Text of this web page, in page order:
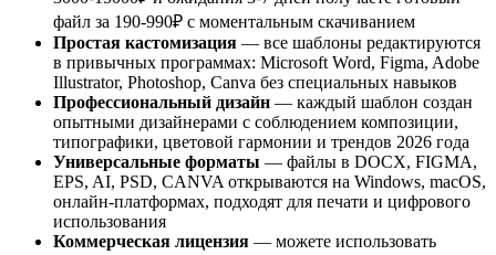
файл за 190-990₽ с моментальным скачиванием
Простая кастомизация — все шаблоны редактируются
в привычных программах: Microsoft Word, Figma, Adobe
Illustrator, Photoshop, Canva без специальных навыков
Профессиональный дизайн — каждый шаблон создан
опытными дизайнерами с соблюдением композиции,
типографики, цветовой гармонии и трендов 2026 года
Универсальные форматы — файлы в DOCX, FIGMA,
EPS, AI, PSD, CANVA открываются на Windows, macOS,
онлайн-платформах, подходят для печати и цифрового
использования
Коммерческая лицензия — можете использовать